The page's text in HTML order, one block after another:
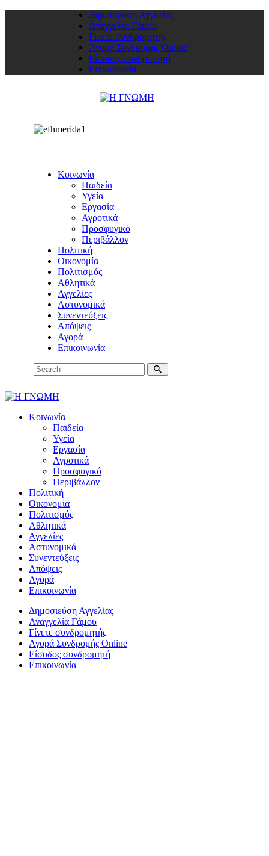
Δημοσιεύση Αγγελίας
Αναγγελία Γάμου
Γίνετε συνδρομητής
Αγορά Συνδρομής Online
Είσοδος συνδρομητή
Επικοινωνία
Κοινωνία
Παιδεία
Υγεία
Εργασία
Αγροτικά
Προσφυγικό
Περιβάλλον
Πολιτική
Οικονομία
Πολιτισμός
Αθλητικά
Αγγελίες
Αστυνομικά
Συνεντεύξεις
Απόψεις
Αγορά
Επικοινωνία
Κοινωνία
Παιδεία
Υγεία
Εργασία
Αγροτικά
Προσφυγικό
Περιβάλλον
Πολιτική
Οικονομία
Πολιτισμός
Αθλητικά
Αγγελίες
Αστυνομικά
Συνεντεύξεις
Απόψεις
Αγορά
Επικοινωνία
Δημοσιεύση Αγγελίας
Αναγγελία Γάμου
Γίνετε συνδρομητής
Αγορά Συνδρομής Online
Είσοδος συνδρομητή
Επικοινωνία